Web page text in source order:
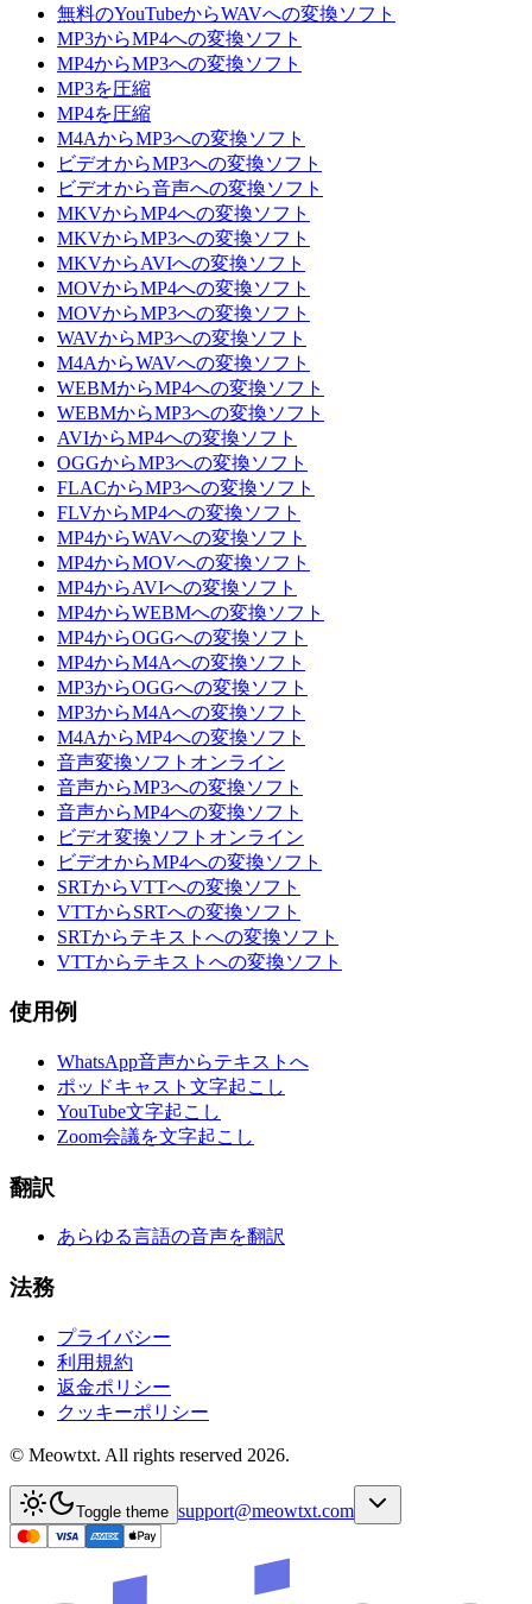
無料のYouTubeからWAVへの変換ソフト
MP3からMP4への変換ソフト
MP4からMP3への変換ソフト
MP3を圧縮
MP4を圧縮
M4AからMP3への変換ソフト
ビデオからMP3への変換ソフト
ビデオから音声への変換ソフト
MKVからMP4への変換ソフト
MKVからMP3への変換ソフト
MKVからAVIへの変換ソフト
MOVからMP4への変換ソフト
MOVからMP3への変換ソフト
WAVからMP3への変換ソフト
M4AからWAVへの変換ソフト
WEBMからMP4への変換ソフト
WEBMからMP3への変換ソフト
AVIからMP4への変換ソフト
OGGからMP3への変換ソフト
FLACからMP3への変換ソフト
FLVからMP4への変換ソフト
MP4からWAVへの変換ソフト
MP4からMOVへの変換ソフト
MP4からAVIへの変換ソフト
MP4からWEBMへの変換ソフト
MP4からOGGへの変換ソフト
MP4からM4Aへの変換ソフト
MP3からOGGへの変換ソフト
MP3からM4Aへの変換ソフト
M4AからMP4への変換ソフト
音声変換ソフトオンライン
音声からMP3への変換ソフト
音声からMP4への変換ソフト
ビデオ変換ソフトオンライン
ビデオからMP4への変換ソフト
SRTからVTTへの変換ソフト
VTTからSRTへの変換ソフト
SRTからテキストへの変換ソフト
VTTからテキストへの変換ソフト
使用例
WhatsApp音声からテキストへ
ポッドキャスト文字起こし
YouTube文字起こし
Zoom会議を文字起こし
翻訳
あらゆる言語の音声を翻訳
法務
プライバシー
利用規約
返金ポリシー
クッキーポリシー
© Meowtxt. All rights reserved 2026.
Toggle theme support@meowtxt.com